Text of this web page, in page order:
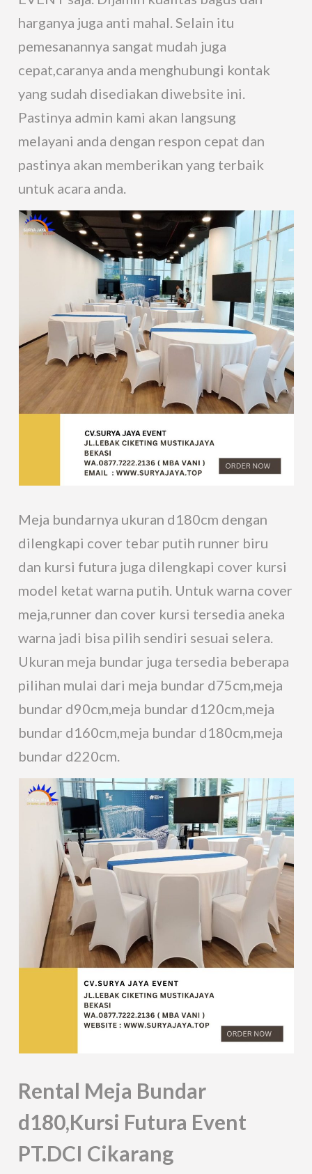
harganya juga anti mahal. Selain itu
pemesanannya sangat mudah juga
cepat,caranya anda menghubungi kontak
yang sudah disediakan diwebsite ini.
Pastinya admin kami akan langsung
melayani anda dengan respon cepat dan
pastinya akan memberikan yang terbaik
untuk acara anda.
Meja bundarnya ukuran d180cm dengan
dilengkapi cover tebar putih runner biru
dan kursi futura juga dilengkapi cover kursi
model ketat warna putih. Untuk warna cover
meja,runner dan cover kursi tersedia aneka
warna jadi bisa pilih sendiri sesuai selera.
Ukuran meja bundar juga tersedia beberapa
pilihan mulai dari meja bundar d75cm,meja
bundar d90cm,meja bundar d120cm,meja
bundar d160cm,meja bundar d180cm,meja
bundar d220cm.
Rental Meja Bundar
d180,Kursi Futura Event
PT.DCI Cikarang